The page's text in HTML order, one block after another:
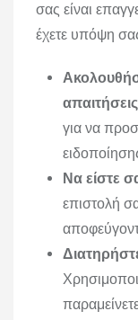
σας είναι
έχετε υπόψη
για να
Να είστε
επιστολή